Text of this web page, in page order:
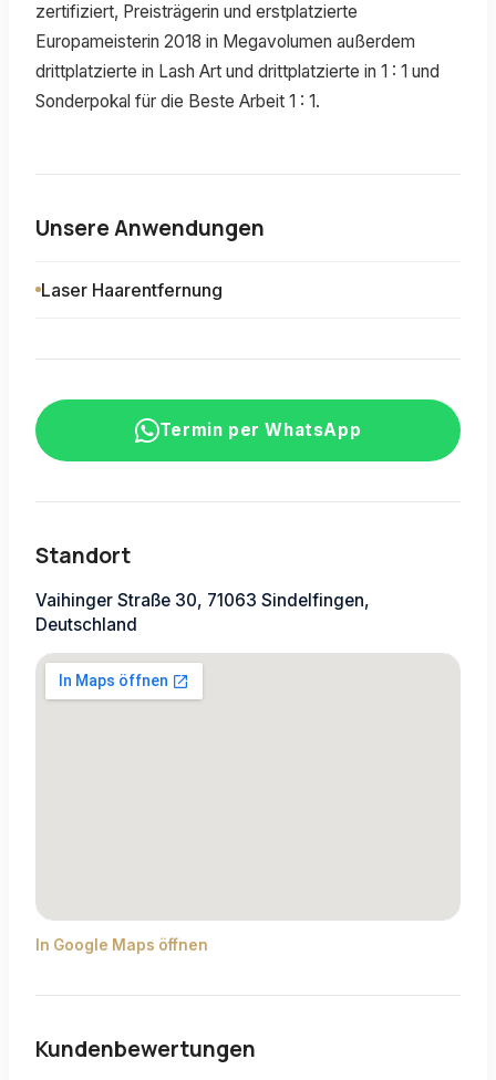
zertifiziert, Preisträgerin und erstplatzierte
Europameisterin 2018 in Megavolumen außerdem
drittplatzierte in Lash Art und drittplatzierte in 1 : 1 und
Sonderpokal für die Beste Arbeit 1 : 1.
Unsere Anwendungen
Laser Haarentfernung
Termin per WhatsApp
Standort
Vaihinger Straße 30, 71063 Sindelfingen,
Deutschland
In Google Maps öffnen
Kundenbewertungen